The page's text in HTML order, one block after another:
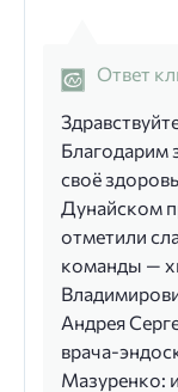
Ответ
Благодарим
своё
Дунайском
отметили
команды —
Андрея
Мазуренко: